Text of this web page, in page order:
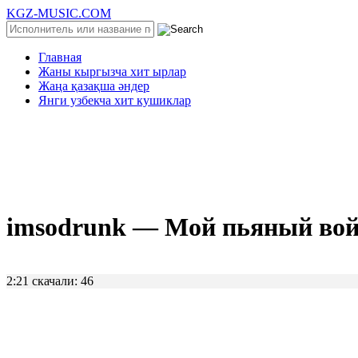
KGZ-MUSIC.COM
Главная
Жаны кыргызча хит ырлар
Жаңа қазақша әндер
Янги узбекча хит кушиклар
imsodrunk — Мой пьяный
2:21 скачали: 46